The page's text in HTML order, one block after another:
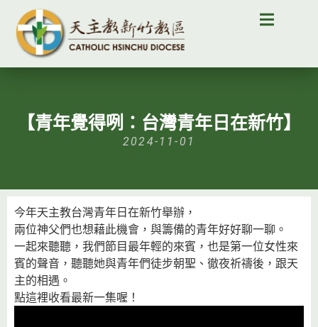
【青年覺得咧：台灣青年日在新竹】
2024-11-01
今年天主教台灣青年日在新竹舉辦，
兩位神父們也想藉此機會，與籌備的青年好好聊一聊。
一起來聽聽，我們節目最年輕的來賓，也是第一位女性來
賓的聲音，聽聽她與青年們徒步朝聖、徹夜祈禱後，跟天
主的相遇。
點這裡收看最新一集喔！